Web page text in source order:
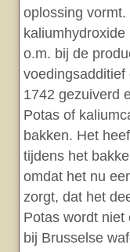
oplossing
o.m. bij de
1742 gezuiverd
Potas of
bakken. Het
tijdens het
omdat het nu
zorgt, dat het
Potas wordt niet
bij Brusselse